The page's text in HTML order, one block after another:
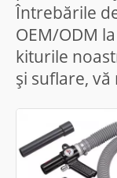
Întrebările
OEM/ODM
kiturile
și suflare,